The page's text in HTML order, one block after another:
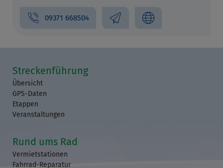
09371 668504
Streckenführung
Übersicht
GPS-Daten
Etappen
Veranstaltungen
Rund ums Rad
Vermietstationen
Fahrrad-Reparatur